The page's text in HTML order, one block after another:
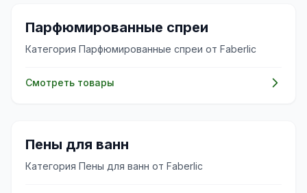
🌸
Парфюмированные спреи
Категория Парфюмированные спреи от Faberlic
Смотреть товары
✨
Пены для ванн
Категория Пены для ванн от Faberlic